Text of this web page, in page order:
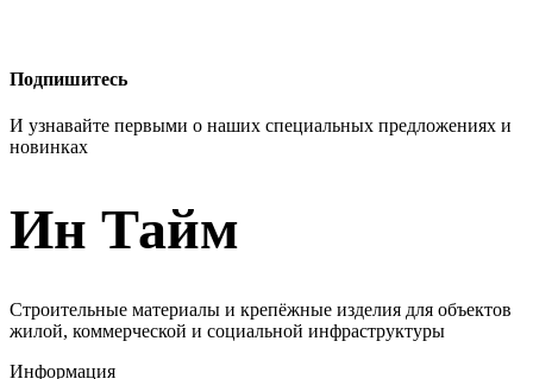
Подпишитесь
И узнавайте первыми о наших специальных предложениях и
новинках
Ин Тайм
Строительные материалы и крепёжные изделия для объектов
жилой, коммерческой и социальной инфраструктуры
Информация